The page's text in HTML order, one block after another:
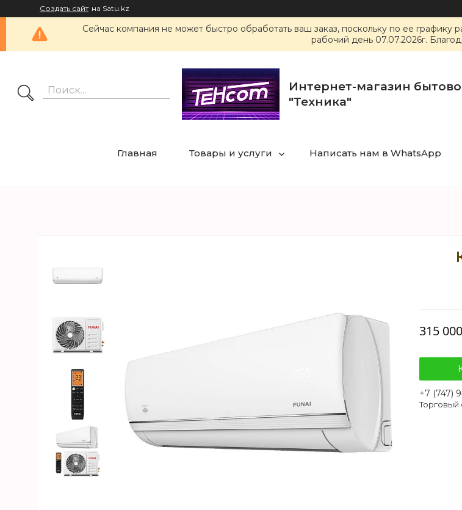
Создать сайт на Satu.kz
Сейчас компания не может быстро обработать ваш заказ, поскольку по ее
рабочий день 07.07.2026г.
Интернет-магазин
"Техника"
Главная Товары и услуги Написать нам в WhatsApp
315
+7 (747)
Торговый